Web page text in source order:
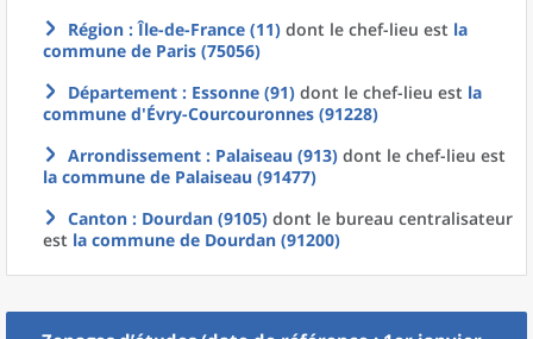
Région : Île-de-France (11) dont le chef-lieu est la
commune de Paris (75056)
Département : Essonne (91) dont le chef-lieu est la
commune d'Évry-Courcouronnes (91228)
Arrondissement : Palaiseau (913) dont le chef-lieu est
la commune de Palaiseau (91477)
Canton : Dourdan (9105) dont le bureau centralisateur
est la commune de Dourdan (91200)